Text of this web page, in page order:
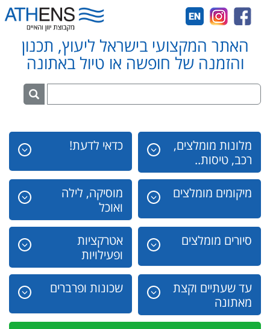
האתר המקצועי בישראל ליעוץ, תכנון
והזמנה של חופשה או טיול באתונה
מלונות מומלצים,
רכב, טיסות..
כדאי לדעת!
מיקומים מומלצים
מוסיקה, לילה
ואוכל
סיורים מומלצים
אטרקציות
ופעילויות
עד שעתיים וקצת
מאתונה
שכונות ופרברים